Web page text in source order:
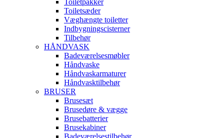
Toiletpakker
Toiletsæder
Væghængte toiletter
Indbygningscisterner
Tilbehør
HÅNDVASK
Badeværelsesmøbler
Håndvaske
Håndvaskarmaturer
Håndvasktilbehør
BRUSER
Brusesæt
Brusedøre & vægge
Brusebatterier
Brusekabiner
Badeværelsestilbehør